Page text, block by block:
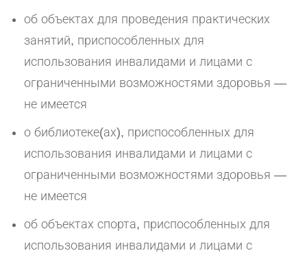
об объектах для проведения практических
занятий, приспособленных для
использования инвалидами и лицами с
ограниченными возможностями здоровья —
не имеется
о библиотеке(ах), приспособленных для
использования инвалидами и лицами с
ограниченными возможностями здоровья —
не имеется
об объектах спорта, приспособленных для
использования инвалидами и лицами с